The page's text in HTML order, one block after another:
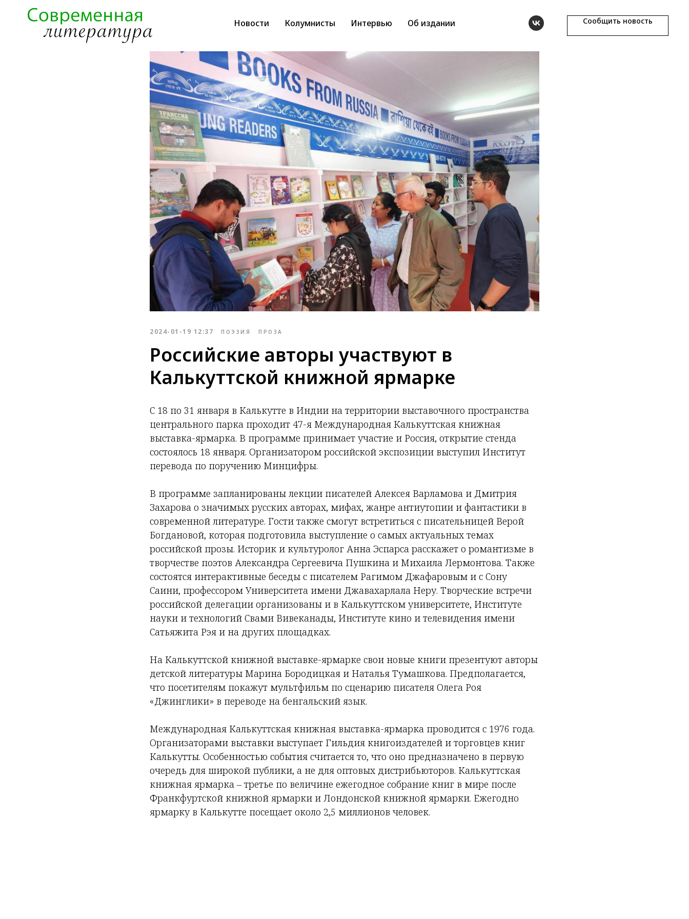
Новости Колумнисты Интервью Об издании Сообщить новость
2024-01-19 12:37 ПОЭЗИЯ ПРОЗА
Российские авторы участвуют в
Калькуттской книжной ярмарке
С 18 по 31 января в Калькутте в Индии на территории выставочного пространства
центрального парка проходит 47-я Международная Калькуттская книжная
выставка-ярмарка. В программе принимает участие и Россия, открытие стенда
состоялось 18 января. Организатором российской экспозиции выступил Институт
перевода по поручению Минцифры.
В программе запланированы лекции писателей Алексея Варламова и Дмитрия
Захарова о значимых русских авторах, мифах, жанре антиутопии и фантастики в
современной литературе. Гости также смогут встретиться с писательницей Верой
Богдановой, которая подготовила выступление о самых актуальных темах
российской прозы. Историк и культуролог Анна Эспарса расскажет о романтизме в
творчестве поэтов Александра Сергеевича Пушкина и Михаила Лермонтова. Также
состоятся интерактивные беседы с писателем Рагимом Джафаровым и с Сону
Саини, профессором Университета имени Джавахарлала Неру. Творческие встречи
российской делегации организованы и в Калькуттском университете, Институте
науки и технологий Свами Вивеканады, Институте кино и телевидения имени
Сатьяжита Рэя и на других площадках.
На Калькуттской книжной выставке-ярмарке свои новые книги презентуют авторы
детской литературы Марина Бородицкая и Наталья Тумашкова. Предполагается,
что посетителям покажут мультфильм по сценарию писателя Олега Роя
«Джинглики» в переводе на бенгальский язык.
Международная Калькуттская книжная выставка-ярмарка проводится с 1976 года.
Организаторами выставки выступает Гильдия книгоиздателей и торговцев книг
Калькутты. Особенностью события считается то, что оно предназначено в первую
очередь для широкой публики, а не для оптовых дистрибьюторов. Калькуттская
книжная ярмарка – третье по величине ежегодное собрание книг в мире после
Франкфуртской книжной ярмарки и Лондонской книжной ярмарки. Ежегодно
ярмарку в Калькутте посещает около 2,5 миллионов человек.